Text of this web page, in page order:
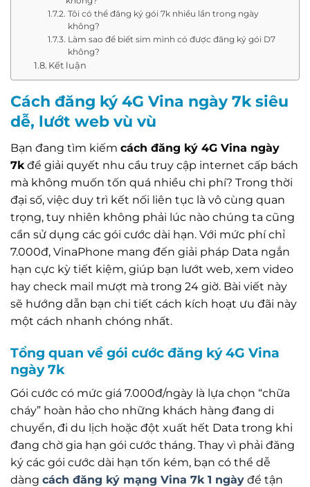
Tôi có thể đăng ký gói 7k nhiều lần trong ngày
không?
Làm sao để biết sim mình có được đăng ký gói D7
không?
Kết luận
Cách đăng ký 4G Vina ngày 7k siêu
dễ, lướt web vù vù
Bạn đang tìm kiếm cách đăng ký 4G Vina ngày
7kđể giải quyết nhu cầu truy cập internet cấp bách
mà không muốn tốn quá nhiều chi phí? Trong thời
đại số, việc duy trì kết nối liên tục là vô cùng quan
trọng, tuy nhiên không phải lúc nào chúng ta cũng
cần sử dụng các gói cước dài hạn. Với mức phí chỉ
7.000đ, VinaPhone mang đến giải pháp Data ngắn
hạn cực kỳ tiết kiệm, giúp bạn lướt web, xem video
hay check mail mượt mà trong 24 giờ. Bài viết này
sẽ hướng dẫn bạn chi tiết cách kích hoạt ưu đãi này
một cách nhanh chóng nhất.
Tổng quan về gói cước đăng ký 4G Vina
ngày 7k
Gói cước có mức giá 7.000đ/ngày là lựa chọn “chữa
cháy” hoàn hảo cho những khách hàng đang di
chuyển, đi du lịch hoặc đột xuất hết Data trong khi
đang chờ gia hạn gói cước tháng. Thay vì phải đăng
ký các gói cước dài hạn tốn kém, bạn có thể dễ
dàng cách đăng ký mạng Vina 7k 1 ngày để tận